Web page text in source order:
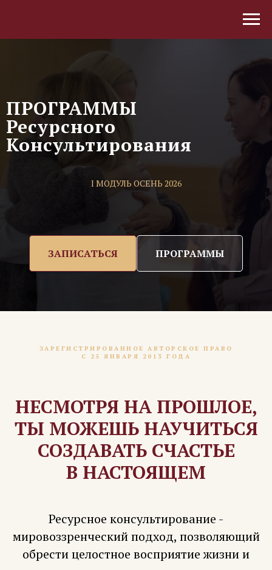
ПРОГРАММЫ
Ресурсного
Консультирования
I МОДУЛЬ ОСЕНЬ 2026
ЗАПИСАТЬСЯ ПРОГРАММЫ
ЗАРЕГИСТРИРОВАННОЕ АВТОРСКОЕ ПРАВО
С 25 ЯНВАРЯ 2013 ГОДА
НЕСМОТРЯ НА ПРОШЛОЕ,
ТЫ МОЖЕШЬ НАУЧИТЬСЯ
СОЗДАВАТЬ СЧАСТЬЕ
В НАСТОЯЩЕМ
Ресурсное консультирование -
мировоззренческий подход, позволяющий
обрести целостное восприятие жизни и